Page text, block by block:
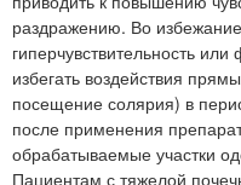
раздражению. Во
гиперчувствительность
избегать воздействия
посещение солярия) в
после применения
обрабатываемые участки
Пациентам с тяжелой